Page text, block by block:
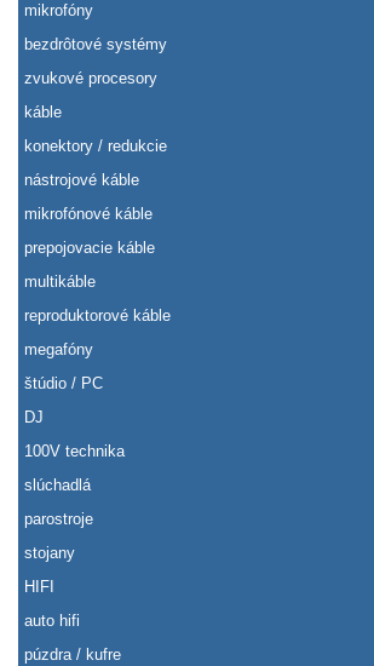
mikrofóny
bezdrôtové systémy
zvukové procesory
káble
konektory / redukcie
nástrojové káble
mikrofónové káble
prepojovacie káble
multikáble
reproduktorové káble
megafóny
štúdio / PC
DJ
100V technika
slúchadlá
parostroje
stojany
HIFI
auto hifi
púzdra / kufre